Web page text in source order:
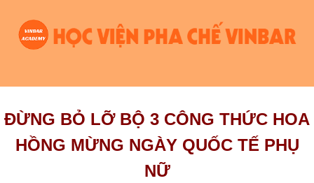
ĐỪNG BỎ LỠ BỘ 3 CÔNG THỨC HOA
HỒNG MỪNG NGÀY QUỐC TẾ PHỤ
NỮ